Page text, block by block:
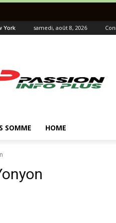
York samedi, août 8, 2026
SOMME HOME